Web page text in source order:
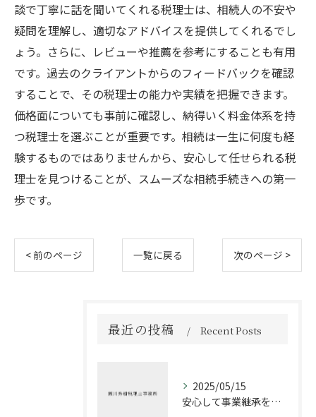
談で丁寧に話を聞いてくれる税理士は、相続人の不安や
疑問を理解し、適切なアドバイスを提供してくれるでし
ょう。さらに、レビューや推薦を参考にすることも有用
です。過去のクライアントからのフィードバックを確認
することで、その税理士の能力や実績を把握できます。
価格面についても事前に確認し、納得いく料金体系を持
つ税理士を選ぶことが重要です。相続は一生に何度も経
験するものではありませんから、安心して任せられる税
理士を見つけることが、スムーズな相続手続きへの第一
歩です。
< 前のページ 一覧に戻る 次のページ >
最近の投稿 Recent Posts
2025/05/15
安心して事業継承を進める方法